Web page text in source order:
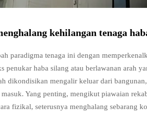
kehilangan tenaga
paradigma tenaga ini dengan
haba silang atau berlawanan arah
dikondisikan mengalir keluar dari
Yang penting, mengikut piawaian
fizikal, seterusnya menghalang sebarang